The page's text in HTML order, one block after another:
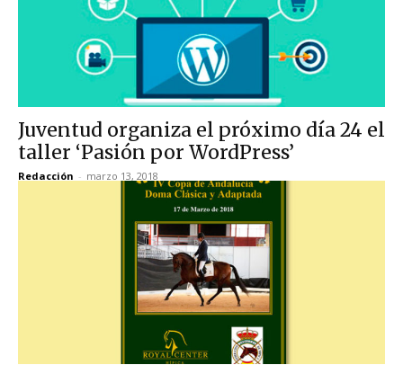
Juventud organiza el próximo día 24 el
taller ‘Pasión por WordPress’
Redacción - marzo 13, 2018